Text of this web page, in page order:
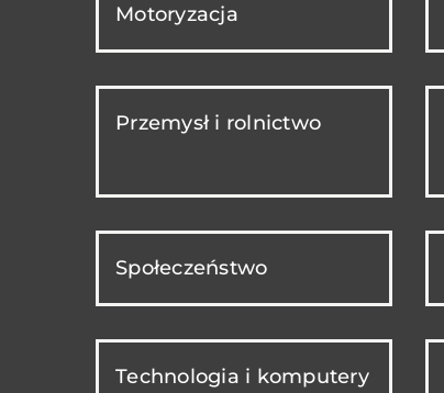
Motoryzacja
Przemysł i rolnictwo
Społeczeństwo
Technologia i komputery